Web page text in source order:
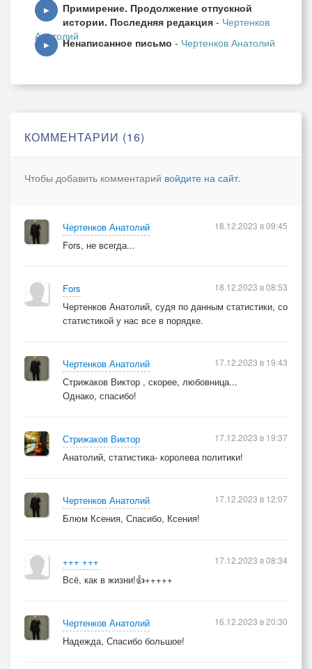
Колонки цифр взорвали тронный зал.
– Снимите маски! – Дьявол приказал…
▶
Примирение. Продолжение отпускной
истории. Последняя редакция - Чертенков
Анатолий
▶ Ненаписанное письмо - Чертенков Анатолий
КОММЕНТАРИИ (16)
Чтобы добавить комментарий войдите на сайт.
Чертенков Анатолий
Fors, не всегда...
18.12.2023 в 09:45
Fors
Чертенков Анатолий, судя по данным статистики, со
статистикой у нас все в порядке.
18.12.2023 в 08:53
Чертенков Анатолий
Стрижаков Виктор , скорее, любовница...
Однако, спасибо!
17.12.2023 в 19:43
Стрижаков Виктор
Анатолий, статистика- королева политики!
17.12.2023 в 19:37
Чертенков Анатолий
Блюм Ксения, Спасибо, Ксения!
17.12.2023 в 12:07
+++ +++
Всё, как в жизни!👍+++++
17.12.2023 в 08:34
Чертенков Анатолий
Надежда, Спасибо большое!
16.12.2023 в 20:30